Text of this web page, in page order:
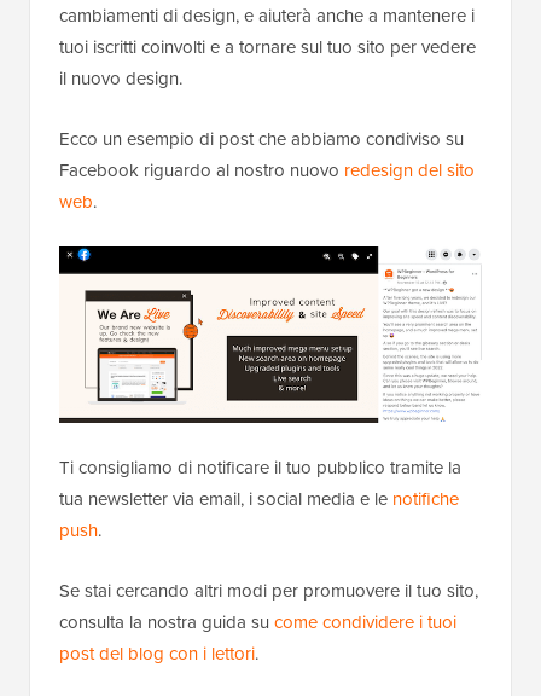
cambiamenti di design, e aiuterà anche a mantenere i
tuoi iscritti coinvolti e a tornare sul tuo sito per vedere
il nuovo design.
Ecco un esempio di post che abbiamo condiviso su
Facebook riguardo al nostro nuovo redesign del sito
web.
Ti consigliamo di notificare il tuo pubblico tramite la
tua newsletter via email, i social media e le notifiche
push.
Se stai cercando altri modi per promuovere il tuo sito,
consulta la nostra guida su come condividere i tuoi
post del blog con i lettori.